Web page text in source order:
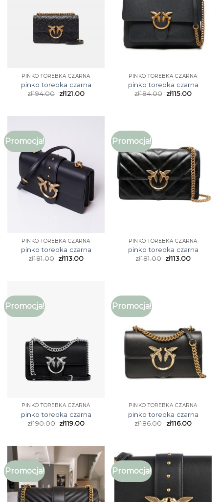
PINKO TOREBKA CZARNA
pinko torebka czarna
zł194.00 zł121.00
PINKO TOREBKA CZARNA
pinko torebka czarna
zł184.00 zł115.00
Promocja!
PINKO TOREBKA CZARNA
pinko torebka czarna
zł181.00 zł113.00
Promocja!
PINKO TOREBKA CZARNA
pinko torebka czarna
zł181.00 zł113.00
Promocja!
PINKO TOREBKA CZARNA
pinko torebka czarna
zł190.00 zł119.00
Promocja!
PINKO TOREBKA CZARNA
pinko torebka czarna
zł186.00 zł116.00
Promocja! Promocja!